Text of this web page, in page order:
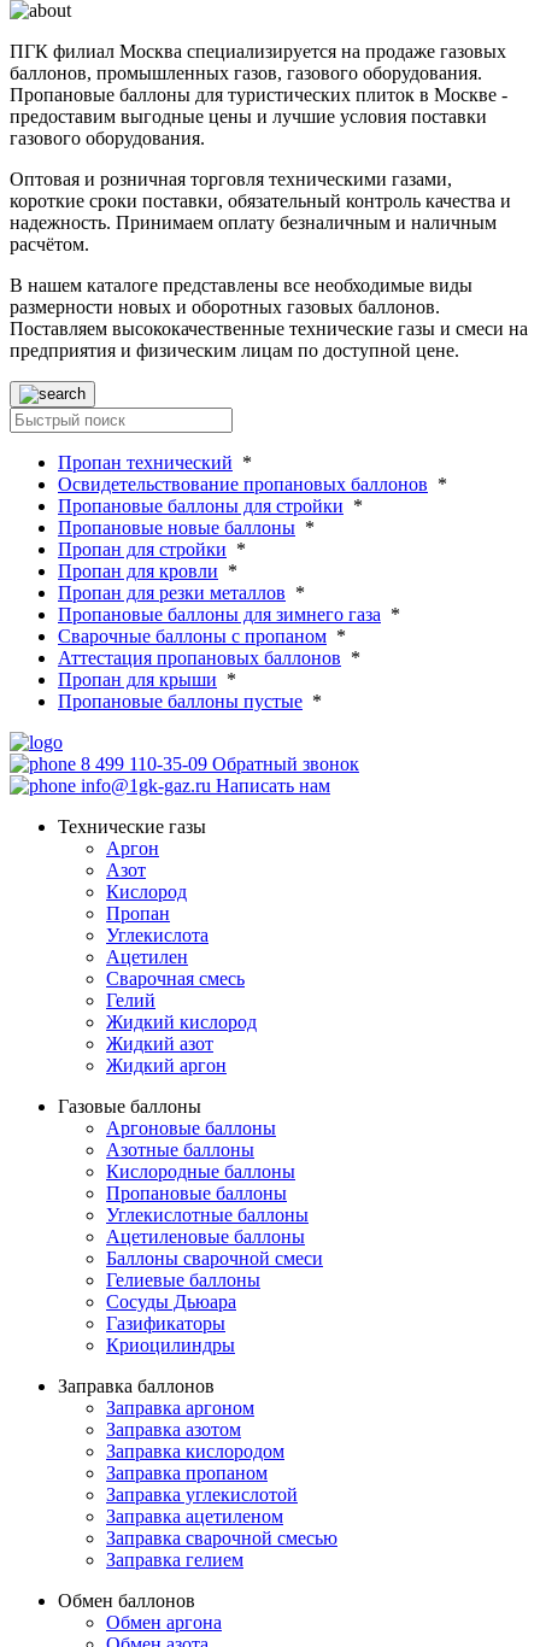
ПГК филиал Москва специализируется на продаже газовых
баллонов, промышленных газов, газового оборудования.
Пропановые баллоны для туристических плиток в Москве -
предоставим выгодные цены и лучшие условия поставки
газового оборудования.
Оптовая и розничная торговля техническими газами,
короткие сроки поставки, обязательный контроль качества и
надежность. Принимаем оплату безналичным и наличным
расчётом.
В нашем каталоге представлены все необходимые виды
размерности новых и оборотных газовых баллонов.
Поставляем высококачественные технические газы и смеси на
предприятия и физическим лицам по доступной цене.
Пропан технический *
Освидетельствование пропановых баллонов *
Пропановые баллоны для стройки *
Пропановые новые баллоны *
Пропан для стройки *
Пропан для кровли *
Пропан для резки металлов *
Пропановые баллоны для зимнего газа *
Сварочные баллоны с пропаном *
Аттестация пропановых баллонов *
Пропан для крыши *
Пропановые баллоны пустые *
8 499 110-35-09 Обратный звонок
info@1gk-gaz.ru Написать нам
Технические газы
Аргон
Азот
Кислород
Пропан
Углекислота
Ацетилен
Сварочная смесь
Гелий
Жидкий кислород
Жидкий азот
Жидкий аргон
Газовые баллоны
Аргоновые баллоны
Азотные баллоны
Кислородные баллоны
Пропановые баллоны
Углекислотные баллоны
Ацетиленовые баллоны
Баллоны сварочной смеси
Гелиевые баллоны
Сосуды Дьюара
Газификаторы
Криоцилиндры
Заправка баллонов
Заправка аргоном
Заправка азотом
Заправка кислородом
Заправка пропаном
Заправка углекислотой
Заправка ацетиленом
Заправка сварочной смесью
Заправка гелием
Обмен баллонов
Обмен аргона